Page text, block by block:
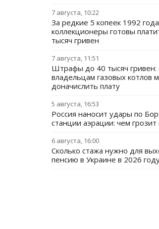
7 августа, 10:22
За редкие 5 копеек 1992 года
коллекционеры готовы
тысяч гривен
7 августа, 11:51
Штрафы до 40 тысяч гривен:
владельцам газовых котлов
доначислить плату
5 августа, 16:53
Россия наносит удары по
станции аэрации: чем
6 августа, 16:00
Сколько стажа нужно для
пенсию в Украине в 2026